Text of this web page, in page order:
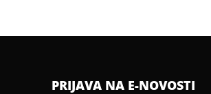
PRIJAVA NA E-NOVOSTI